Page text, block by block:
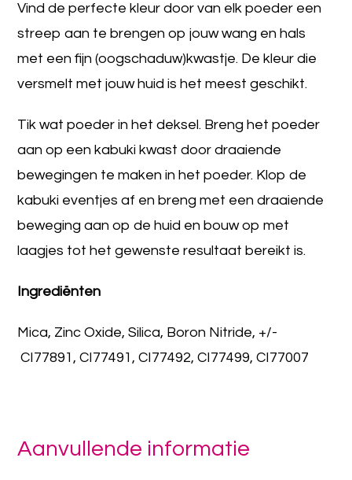
Vind de perfecte kleur door van elk poeder een
streep aan te brengen op jouw wang en hals
met een fijn (oogschaduw)kwastje. De kleur die
versmelt met jouw huid is het meest geschikt.
Tik wat poeder in het deksel. Breng het poeder
aan op een kabuki kwast door draaiende
bewegingen te maken in het poeder. Klop de
kabuki eventjes af en breng met een draaiende
beweging aan op de huid en bouw op met
laagjes tot het gewenste resultaat bereikt is.
Ingrediënten
Mica, Zinc Oxide, Silica, Boron Nitride, +/-
CI77891, CI77491, CI77492, CI77499, CI77007
Aanvullende informatie